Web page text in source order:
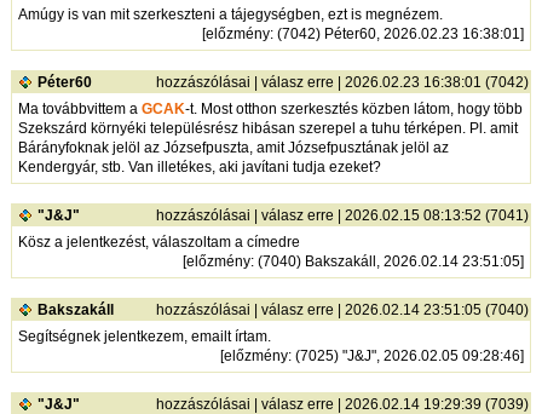
Amúgy is van mit szerkeszteni a tájegységben, ezt is megnézem.
[előzmény: (7042) Péter60, 2026.02.23 16:38:01]
Péter60 hozzászólásai |válasz erre | 2026.02.23 16:38:01 (7042)
Ma továbbvittem aGCAK-t. Most otthon szerkesztés közben látom, hogy több
Szekszárd környéki településrész hibásan szerepel a tuhu térképen. Pl. amit
Bárányfoknak jelöl az Józsefpuszta, amit Józsefpusztának jelöl az
Kendergyár, stb. Van illetékes, aki javítani tudja ezeket?
"J&J" hozzászólásai |válasz erre | 2026.02.15 08:13:52 (7041)
Kösz a jelentkezést, válaszoltam a címedre
[előzmény: (7040) Bakszakáll, 2026.02.14 23:51:05]
Bakszakáll hozzászólásai |válasz erre | 2026.02.14 23:51:05 (7040)
Segítségnek jelentkezem, emailt írtam.
[előzmény: (7025) "J&J", 2026.02.05 09:28:46]
"J&J" hozzászólásai |válasz erre | 2026.02.14 19:29:39 (7039)